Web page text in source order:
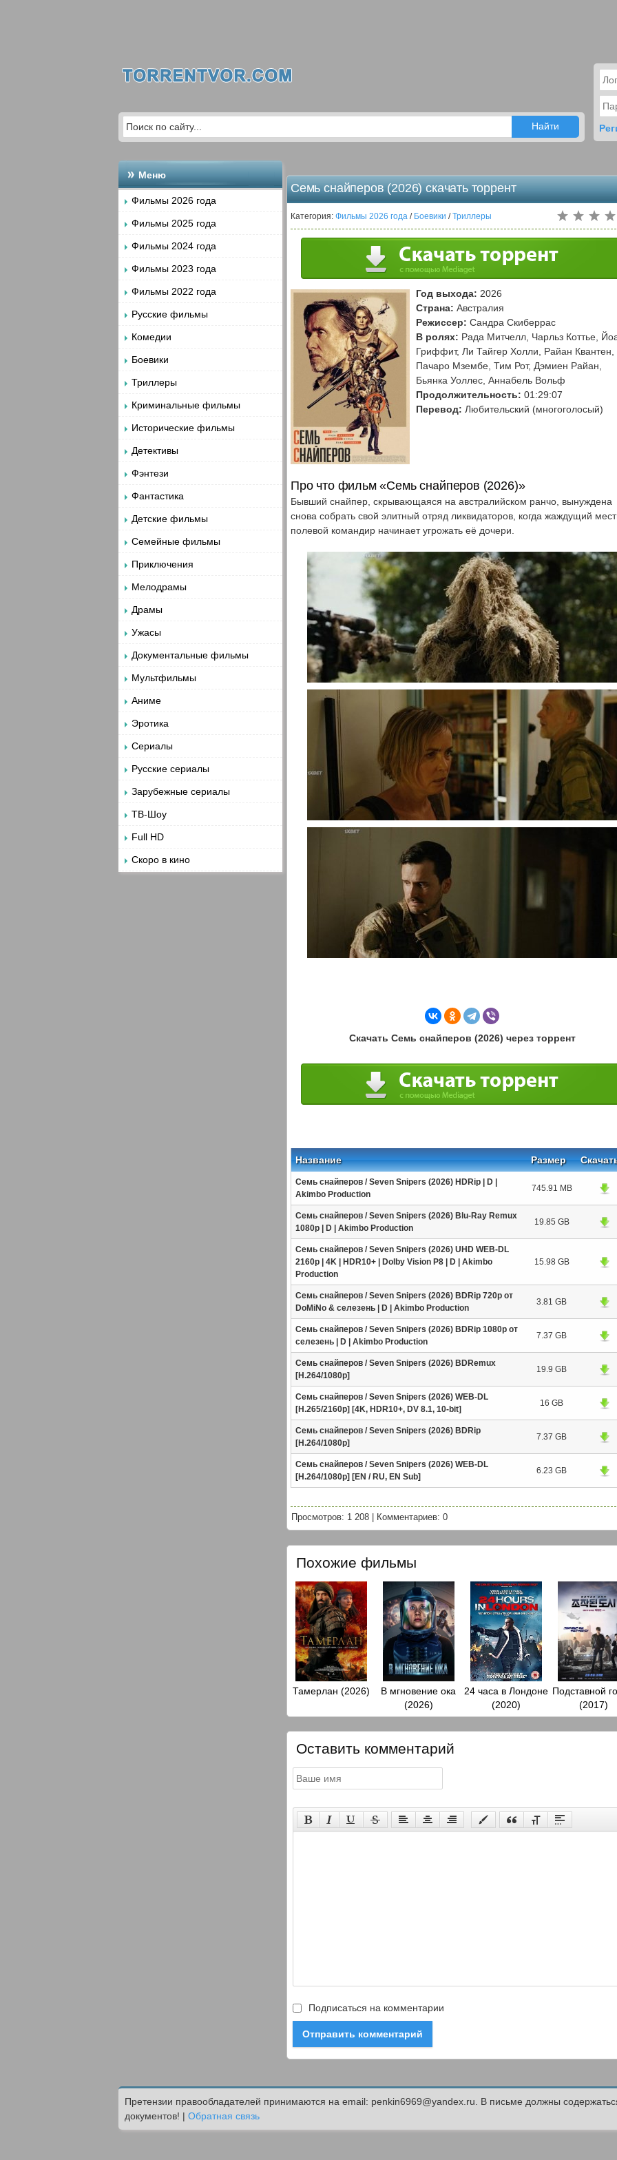
Меню
Фильмы 2026 года
Фильмы 2025 года
Фильмы 2024 года
Фильмы 2023 года
Фильмы 2022 года
Русские фильмы
Комедии
Боевики
Триллеры
Криминальные фильмы
Исторические фильмы
Детективы
Фэнтези
Фантастика
Детские фильмы
Семейные фильмы
Приключения
Мелодрамы
Драмы
Ужасы
Документальные фильмы
Мультфильмы
Аниме
Эротика
Сериалы
Русские сериалы
Зарубежные сериалы
ТВ-Шоу
Full HD
Скоро в кино
Семь снайперов (2026) скачать торрент
Категория: Фильмы 2026 года / Боевики /Триллеры
Год выхода: 2026
Страна: Австралия
Режиссер: Сандра Скиберрас
В ролях: Рада Митчелл, Чарльз Коттье,
Гриффит, Ли Тайгер Холли, Райан Квантен,
Пачаро Мзембе, Тим Рот, Дэмиен Райан,
Бьянка Уоллес, Аннабель Вольф
Продолжительность: 01:29:07
Перевод: Любительский (многоголосый)
Про что фильм «Семь снайперов (2026)»
Бывший снайпер, скрывающаяся на австралийском ранчо, вынуждена
снова собрать свой элитный отряд ликвидаторов, когда жаждущий
полевой командир начинает угрожать её дочери.
Скачать Семь снайперов (2026) через торрент
Название Размер
Семь снайперов / Seven Snipers (2026) HDRip | D |
Akimbo Production
745.91 MB
Семь снайперов / Seven Snipers (2026) Blu-Ray Remux
1080p | D | Akimbo Production
19.85 GB
Семь снайперов / Seven Snipers (2026) UHD WEB-DL
2160p | 4K | HDR10+ | Dolby Vision P8 | D | Akimbo
Production
15.98 GB
Семь снайперов / Seven Snipers (2026) BDRip 720p от
DoMiNo & селезень | D | Akimbo Production
3.81 GB
Семь снайперов / Seven Snipers (2026) BDRip 1080p от
селезень | D | Akimbo Production
7.37 GB
Семь снайперов / Seven Snipers (2026) BDRemux
[H.264/1080p]
19.9 GB
Семь снайперов / Seven Snipers (2026) WEB-DL
[H.265/2160p] [4K, HDR10+, DV 8.1, 10-bit]
16 GB
Семь снайперов / Seven Snipers (2026) BDRip
[H.264/1080p]
7.37 GB
Семь снайперов / Seven Snipers (2026) WEB-DL
[H.264/1080p] [EN / RU, EN Sub]
6.23 GB
Просмотров: 1 208 Комментариев: 0
Похожие фильмы
Тамерлан (2026)
В мгновение ока
(2026)
24 часа в Лондоне
(2020)
Подставной
(2017)
Оставить комментарий
Подписаться на комментарии
Отправить комментарий
Претензии правообладателей принимаются на email: penkin6969@yandex.ru. В письме должны
документов! | Обратная связь